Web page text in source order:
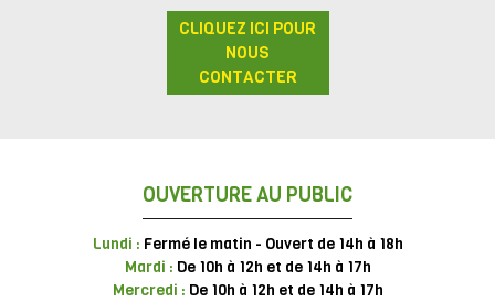
CLIQUEZ ICI POUR
NOUS
CONTACTER
OUVERTURE AU PUBLIC
Lundi : Fermé le matin - Ouvert de 14h à 18h
Mardi : De 10h à 12h et de 14h à 17h
Mercredi : De 10h à 12h et de 14h à 17h